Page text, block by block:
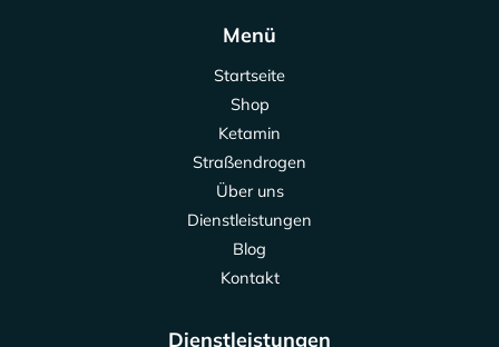
Menü
Startseite
Shop
Ketamin
Straßendrogen
Über uns
Dienstleistungen
Blog
Kontakt
Dienstleistungen